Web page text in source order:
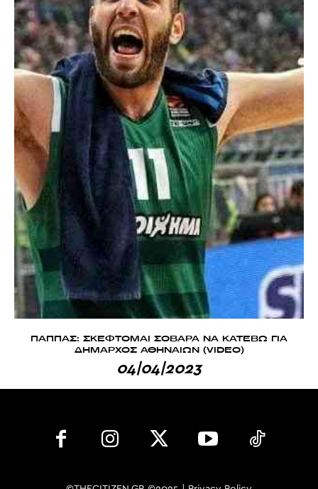
ΠΑΠΠΑΣ: ΣΚΕΦΤΟΜΑΙ ΣΟΒΑΡΑ ΝΑ ΚΑΤΕΒΩ ΓΙΑ
ΔΗΜΑΡΧΟΣ ΑΘΗΝΑΙΩΝ (VIDEO)
04|04|2023